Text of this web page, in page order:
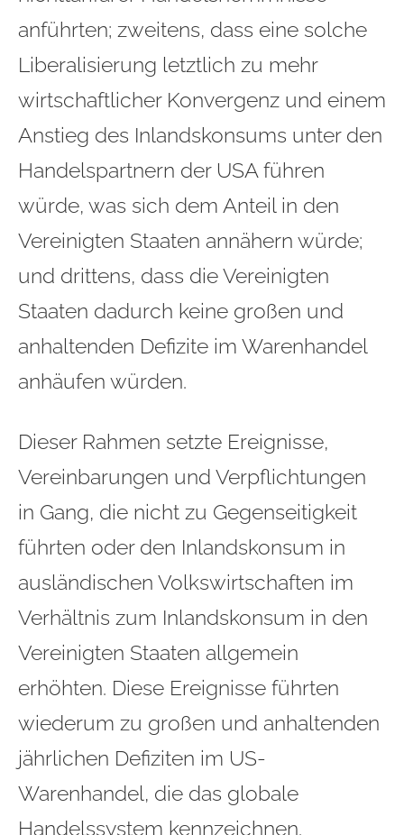
anführten; zweitens, dass eine solche
Liberalisierung letztlich zu mehr
wirtschaftlicher Konvergenz und einem
Anstieg des Inlandskonsums unter den
Handelspartnern der USA führen
würde, was sich dem Anteil in den
Vereinigten Staaten annähern würde;
und drittens, dass die Vereinigten
Staaten dadurch keine großen und
anhaltenden Defizite im Warenhandel
anhäufen würden.
Dieser Rahmen setzte Ereignisse,
Vereinbarungen und Verpflichtungen
in Gang, die nicht zu Gegenseitigkeit
führten oder den Inlandskonsum in
ausländischen Volkswirtschaften im
Verhältnis zum Inlandskonsum in den
Vereinigten Staaten allgemein
erhöhten. Diese Ereignisse führten
wiederum zu großen und anhaltenden
jährlichen Defiziten im US-
Warenhandel, die das globale
Handelssystem kennzeichnen.